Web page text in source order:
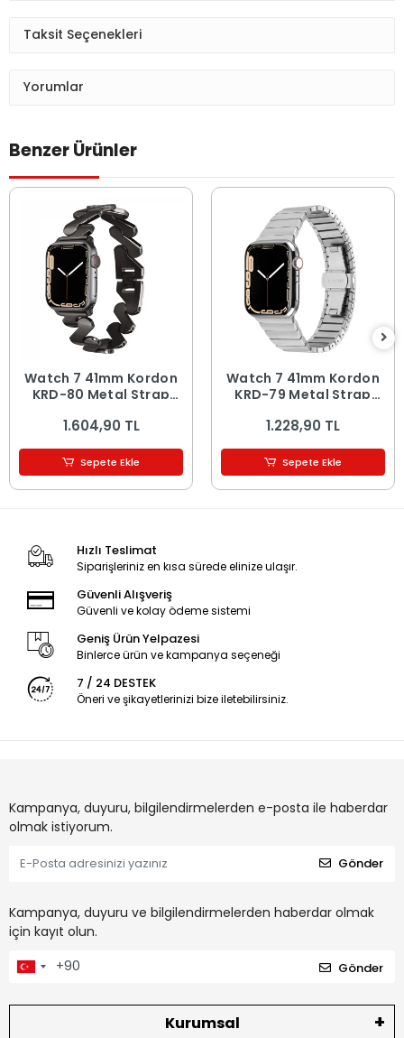
Taksit Seçenekleri
Yorumlar
Benzer Ürünler
​​​Watch 7 41mm Kordon
KRD-80 Metal Strap
1.604,90 TL
Sepete Ekle
​​​Watch 7 41mm Kordon
KRD-79 Metal Strap
1.228,90 TL
Sepete Ekle
Hızlı Teslimat
Siparişleriniz en kısa sürede elinize ulaşır.
Güvenli Alışveriş
Güvenli ve kolay ödeme sistemi
Geniş Ürün Yelpazesi
Binlerce ürün ve kampanya seçeneği
7 / 24 DESTEK
Öneri ve şikayetlerinizi bize iletebilirsiniz.
Kampanya, duyuru, bilgilendirmelerden e-posta ile haberdar
olmak istiyorum.
Gönder
Kampanya, duyuru ve bilgilendirmelerden haberdar olmak
için kayıt olun.
Gönder
Kurumsal